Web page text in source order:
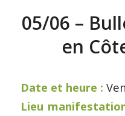
05/06 –
en
Date et heure :
Lieu